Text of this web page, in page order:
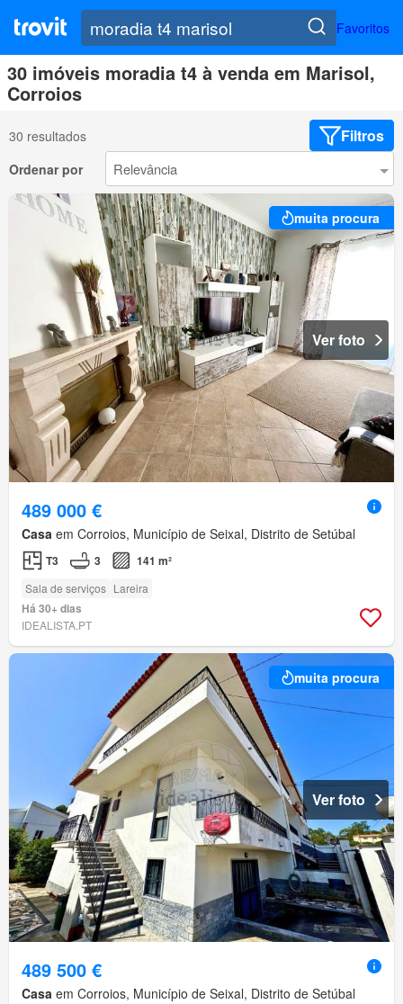
Favoritos
30 imóveis moradia t4 à venda em Marisol,
Corroios
30 resultados Filtros
Ordenar por
muita procura
Ver foto
489 000 €
Casa em Corroios, Município de Seixal, Distrito de Setúbal
T3 3 141 m²
Sala de serviços Lareira
Há 30+ dias
IDEALISTA.PT
muita procura
Ver foto
489 500 €
Casa em Corroios, Município de Seixal, Distrito de Setúbal